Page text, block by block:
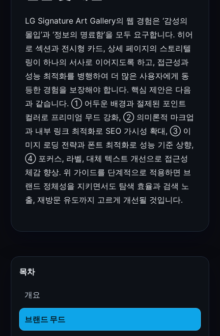
LG Signature Art Gallery의 웹 경험은 ‘감성의
몰입’과 ‘정보의 명료함’을 모두 요구합니다. 히어
로 섹션과 전시형 카드, 상세 페이지의 스토리텔
링이 하나의 서사로 이어지도록 하고, 접근성과
성능 최적화를 병행하여 더 많은 사용자에게 동
등한 경험을 보장해야 합니다. 핵심 제안은 다음
과 같습니다. ① 어두운 배경과 절제된 포인트
컬러로 프리미엄 무드 강화, ② 의미론적 마크업
과 내부 링크 최적화로 SEO 가시성 확대, ③ 이
미지 로딩 전략과 폰트 최적화로 성능 기준 상향,
④ 포커스, 라벨, 대체 텍스트 개선으로 접근성
체감 향상. 위 가이드를 단계적으로 적용하면 브
랜드 정체성을 지키면서도 탐색 효율과 검색 노
출, 재방문 유도까지 고르게 개선될 것입니다.
목차
개요
브랜드 무드